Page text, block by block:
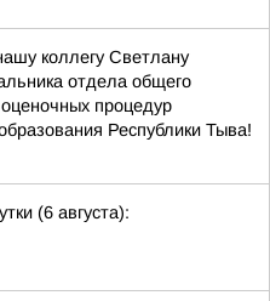
коллегу Светлану
отдела общего
процедур
Республики Тыва!
(6 августа):